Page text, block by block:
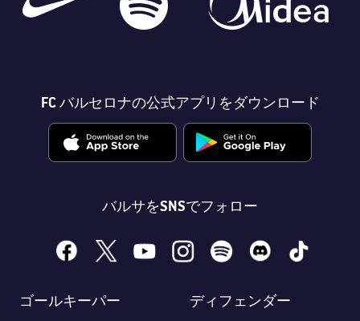
FC バルセロナの公式アプリをダウンロード
バルサをSNSでフォロー
facebook
x youtubeinstagramspotify discord tiktok
ゴールキーパー ディフェンダー